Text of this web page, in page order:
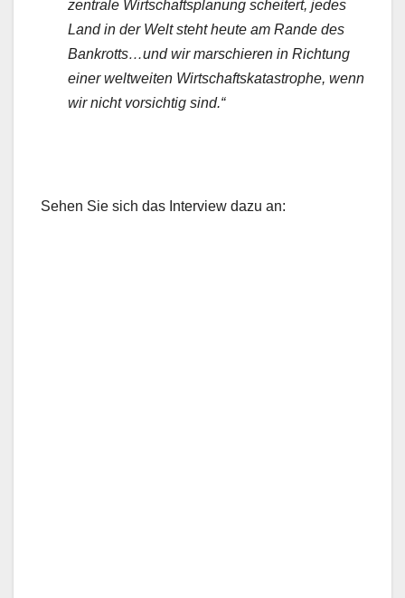
zentrale Wirtschaftsplanung scheitert, jedes
Land in der Welt steht heute am Rande des
Bankrotts…und wir marschieren in Richtung
einer weltweiten Wirtschaftskatastrophe, wenn
wir nicht vorsichtig sind.“
Sehen Sie sich das Interview dazu an: